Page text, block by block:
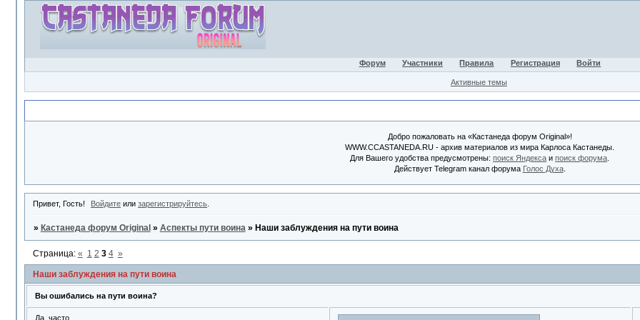
Форум Участники Правила Регистрация Войти
Активные темы
Добро пожаловать на «Кастанеда форум Original»!
WWW.CCASTANEDA.RU - архив материалов из мира Карлоса Кастанеды.
Для Вашего удобства предусмотрены:поиск Яндекса ипоиск форума
Действует Telegram канал форума Голос Духа.
Привет, Гость! Войдите илизарегистрируйтесь
» Кастанеда форум Original » Аспекты пути воина » Наши заблуждения на пути воина
Наши заблуждения на пути воина
Страница: « 1 2 3 4 »
Вы ошибались на пути воина?
Да, часто